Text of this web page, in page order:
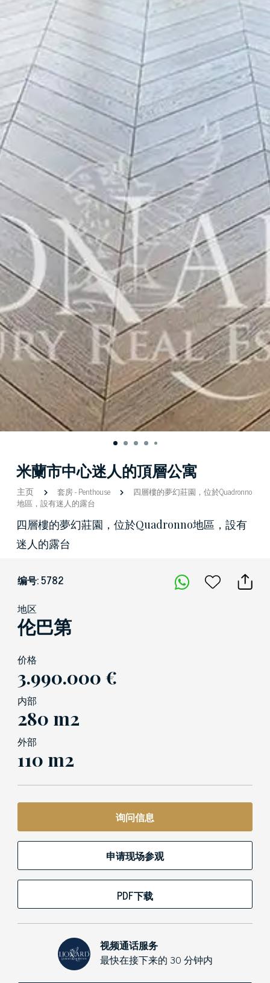
米蘭市中心迷人的頂層公寓
主页 套房-Penthouse
四層樓的夢幻莊園，位於Quadronno
地區，設有迷人的露台
四層樓的夢幻莊園，位於Quadronno地區，設有
迷人的露台
编号: 5782
地区
伦巴第
价格
3.990.000 €
内部
280 m2
外部
110 m2
询问信息
申请现场参观
PDF下载
视频通话服务
最快在接下来的 30 分钟内